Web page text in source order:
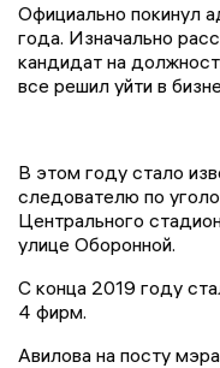
Официально покинул
года. Изначально
кандидат на
все решил уйти в
В этом году стало
следователю по
Центрального
улице Оборонной.
С конца 2019 году
4 фирм.
Авилова на посту